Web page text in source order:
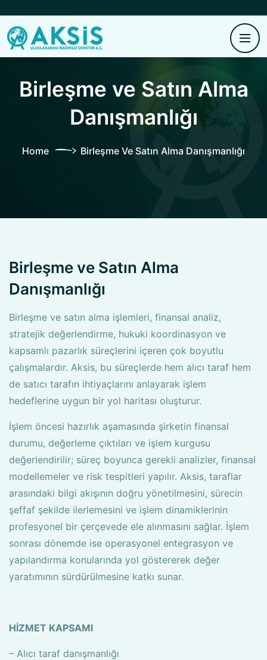
Birleşme ve Satın Alma
Danışmanlığı
Home Birleşme Ve Satın Alma Danışmanlığı
Birleşme ve Satın Alma
Danışmanlığı
Birleşme ve satın alma işlemleri, finansal analiz,
stratejik değerlendirme, hukuki koordinasyon ve
kapsamlı pazarlık süreçlerini içeren çok boyutlu
çalışmalardır. Aksis, bu süreçlerde hem alıcı taraf hem
de satıcı tarafın ihtiyaçlarını anlayarak işlem
hedeflerine uygun bir yol haritası oluşturur.
İşlem öncesi hazırlık aşamasında şirketin finansal
durumu, değerleme çıktıları ve işlem kurgusu
değerlendirilir; süreç boyunca gerekli analizler, finansal
modellemeler ve risk tespitleri yapılır. Aksis, taraflar
arasındaki bilgi akışının doğru yönetilmesini, sürecin
şeffaf şekilde ilerlemesini ve işlem dinamiklerinin
profesyonel bir çerçevede ele alınmasını sağlar. İşlem
sonrası dönemde ise operasyonel entegrasyon ve
yapılandırma konularında yol göstererek değer
yaratımının sürdürülmesine katkı sunar.
HİZMET KAPSAMI
– Alıcı taraf danışmanlığı